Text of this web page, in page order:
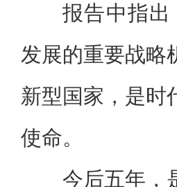
报告中指
发展的重要战略
新型国家，是时
使命。
今后五年，